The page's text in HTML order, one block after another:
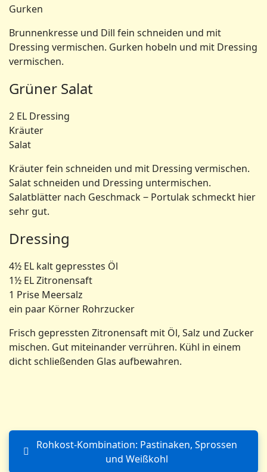
Gurken
Brunnenkresse und Dill fein schneiden und mit
Dressing vermischen. Gurken hobeln und mit Dressing
vermischen.
Grüner Salat
2 EL Dressing
Kräuter
Salat
Kräuter fein schneiden und mit Dressing vermischen.
Salat schneiden und Dressing untermischen.
Salatblätter nach Geschmack ‒ Portulak schmeckt hier
sehr gut.
Dressing
4½ EL kalt gepresstes Öl
1½ EL Zitronensaft
1 Prise Meersalz
ein paar Körner Rohrzucker
Frisch gepressten Zitronensaft mit Öl, Salz und Zucker
mischen. Gut miteinander verrühren. Kühl in einem
dicht schließenden Glas aufbewahren.
Vorheriger Beitrag:
Rohkost-Kombination: Pastinaken, Sprossen
und Weißkohl